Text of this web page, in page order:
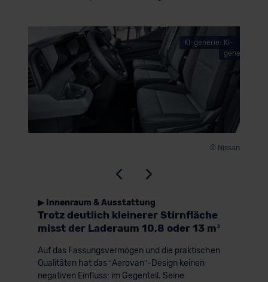
KI-generiert
© Nissan
KI-
generiert
▶ Innenraum & Ausstattung
Trotz deutlich kleinerer Stirnfläche
misst der Laderaum 10,8 oder 13 m³
Auf das Fassungsvermögen und die praktischen
Qualitäten hat das “Aerovan”-Design keinen
negativen Einfluss: im Gegenteil. Seine